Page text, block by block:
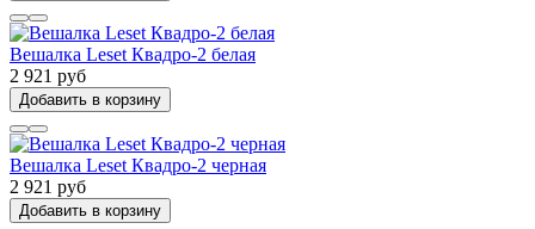
Вешалка Leset Квадро-2 белая
2 921 руб
Добавить в корзину
Вешалка Leset Квадро-2 черная
2 921 руб
Добавить в корзину